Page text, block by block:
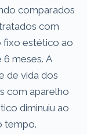
comparados
com
fixo estético ao
meses. A
de vida dos
com aparelho
diminuiu ao
tempo.